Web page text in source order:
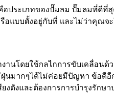
ประเภทของปั๊มลม ปั๊มลมที่ดีที่
แบบตั้งอยู่กับที่ และไม่ว่าคุณจะ
นโดยใช้กลไกการขับเคลื่อน
นมากๆได้ไม่ค่อยมีปัญหา ข้อ
งดังและต้องการการบำรุงรักษ